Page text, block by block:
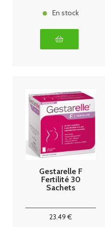
En stock
Gestarelle F
Fertilité 30
Sachets
23.49 €